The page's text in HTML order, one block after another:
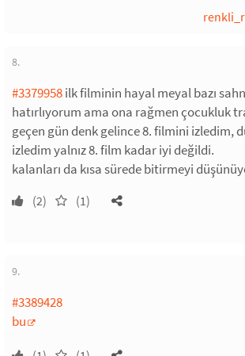
8.
#3379958ilk filminin hayal meyal bazı
hatırlıyorum ama ona rağmen çocukluk
geçen gün denk gelince 8. filmini izledim,
izledim yalnız 8. film kadar iyi değildi.
kalanları da kısa sürede bitirmeyi
(2) (1)
9.
#3389428
bu